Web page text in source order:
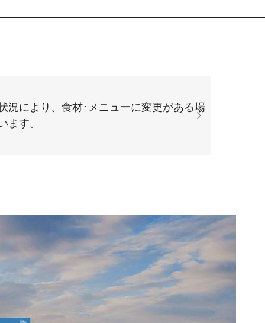
況により、食材･メニューに変更がある場
ます。